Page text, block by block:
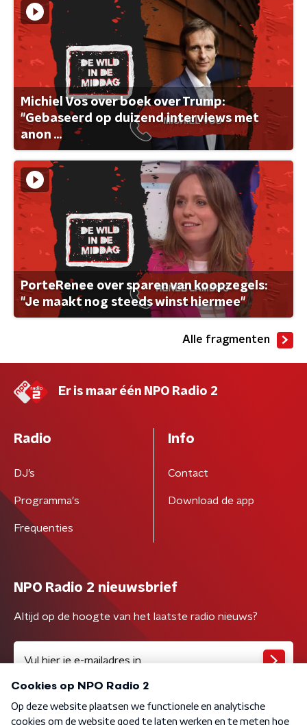
Michiel Vos over boek over Trump:
"Gebaseerd op duizend interviews met
anon ...
PorteRenee over sparen van koopzegels:
"Je maakt nog steeds winst hiermee"
Alle fragmenten
Er is maar één NPO Radio 2
Radio
DJ’s
Programma's
Frequenties
Info
Contact
Download de app
NPO Radio 2 nieuwsbrief
Altijd op de hoogte van het laatste radio nieuws?